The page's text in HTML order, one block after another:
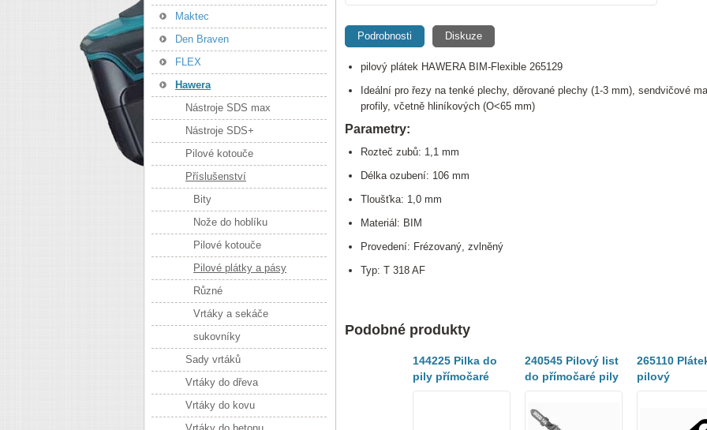
Podrobnosti Diskuze
pilový plátek HAWERA BIM-Flexible 265129
Ideální pro řezy na tenké plechy, děrované plechy (1-3 mm), sendvičové
profily, včetně hliníkových (O<65 mm)
Parametry:
Rozteč zubů: 1,1 mm
Délka ozubení: 106 mm
Tloušťka: 1,0 mm
Materiál: BIM
Provedení: Frézovaný, zvlněný
Typ: T 318 AF
Podobné produkty
144225 Pilka do
pily přímočaré
délka 67mm,
240545 Pilový list
do přímočaré pily
T101BR,1ks
265110
pilový
12,7/2x410/
Maktec
Den Braven
FLEX
Hawera
Nástroje SDS max
Nástroje SDS+
Pilové kotouče
Příslušenství
Bity
Nože do hoblíku
Pilové kotouče
Pilové plátky a pásy
Různé
Vrtáky a sekáče
sukovníky
Sady vrtáků
Vrtáky do dřeva
Vrtáky do kovu